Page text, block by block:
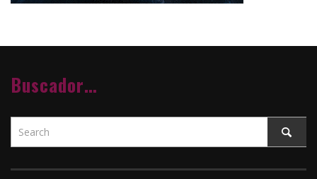
Buscador…